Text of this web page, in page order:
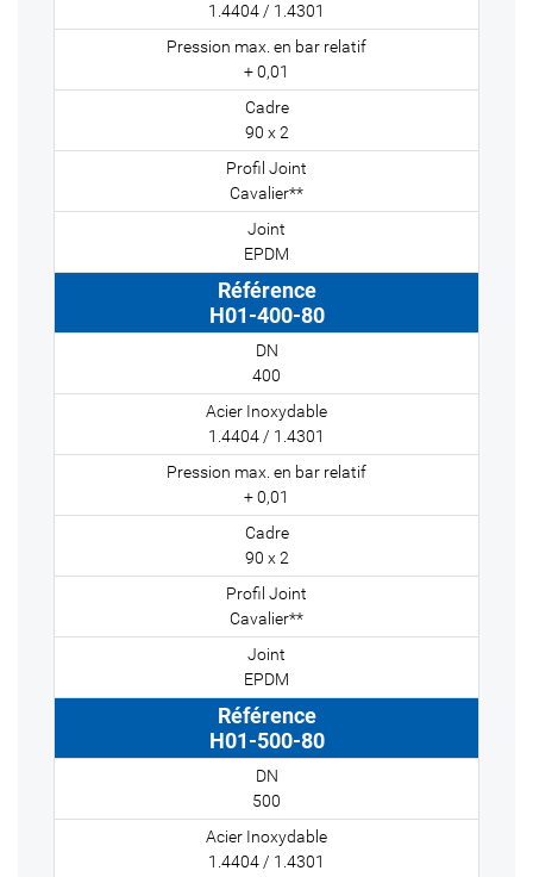
1.4404 / 1.4301
+ 0,01
90 x 2
Cavalier**
EPDM
H01-400-80
400
1.4404 / 1.4301
+ 0,01
90 x 2
Cavalier**
EPDM
H01-500-80
500
1.4404 / 1.4301